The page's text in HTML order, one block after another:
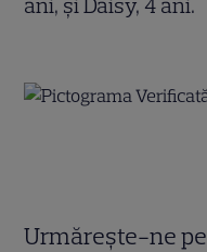
ani, și Daisy, 4 ani.
Urmărește-ne pe